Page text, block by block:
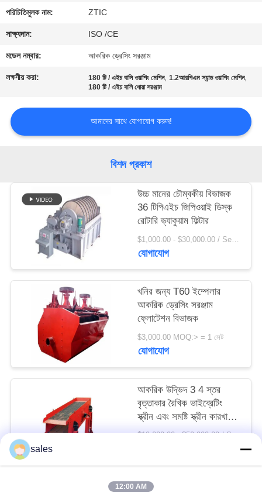
মান
নিয়ন্ত্রণ
যোগাযোগ
খবর
জন্য
আবেদন
PRIVACY
POLICY
পরিচিতিমুলক নাম: ZTIC
সাক্ষ্যদান: ISO /CE
মডেল নম্বার: আকরিক ড্রেসিং সরঞ্জাম
লক্ষণীয় করা: 180 টি / এইচ বালি ওয়াশিং মেশিন,1.2আরপিএম স্যান্ড ওয়াশিং মেশিন,
180 টি / এইচ বালি ধোয়া সরঞ্জাম
আমাদের সাথে যোগাযোগ করুন!
বিশদ প্রকাশ
উচ্চ মানের চৌম্বকীয় বিভাজক
36 টিপিএইচ জিপিওয়াই ডিস্ক
রোটারি ভ্যাকুয়াম ফিল্টার
$1,000.00 - $30,000.00 / Set MOQ:1 সেট / সেট
যোগাযোগ
খনির জন্য T60 ইম্পেলার
আকরিক ড্রেসিং সরঞ্জাম
ফ্লোটেশন বিভাজক
$3,000.00 MOQ:> = 1 সেট
যোগাযোগ
আকরিক উদ্ভিদ 3 4 স্তর
বৃত্তাকার রৈখিক ভাইব্রেটিং
স্ক্রীন এবং সমষ্টি স্ক্রীন কারখানা
মূল্য
$10,000.00 - $50,000.00 / Set MOQ:1 সেট / সেট
sales
12:00 AM